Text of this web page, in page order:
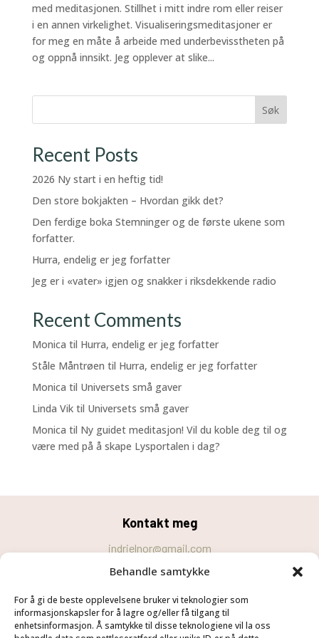
Behandle samtykke
For å gi de beste opplevelsene bruker vi teknologier som
informasjonskapsler for å lagre og/eller få tilgang til
enhetsinformasjon. Å samtykke til disse teknologiene vil la oss
med meditasjonen. Stillhet i mitt indre rom eller reiser
i en annen virkelighet. Visualiseringsmeditasjoner er
for meg en måte å arbeide med underbevisstheten på
og oppnå innsikt. Jeg opplever at slike...
Søk
Recent Posts
2026 Ny start i en heftig tid!
Den store bokjakten – Hvordan gikk det?
Den ferdige boka Stemninger og de første ukene som
forfatter.
Hurra, endelig er jeg forfatter
Jeg er i «vater» igjen og snakker i riksdekkende radio
Recent Comments
Monica til Hurra, endelig er jeg forfatter
Ståle Måntrøen til Hurra, endelig er jeg forfatter
Monica til Universets små gaver
Linda Viktil Universets små gaver
Monica til Ny guidet meditasjon! Vil du koble deg til og
være med på å skape Lysportalen i dag?
Kontakt meg
indrielnor@gmail.com
Personvernerklæring
Cookie-erklæring (EU)
Velg Følg meg